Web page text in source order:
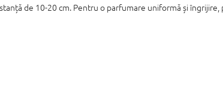
de 10-20 cm. Pentru o parfumare uniformă și